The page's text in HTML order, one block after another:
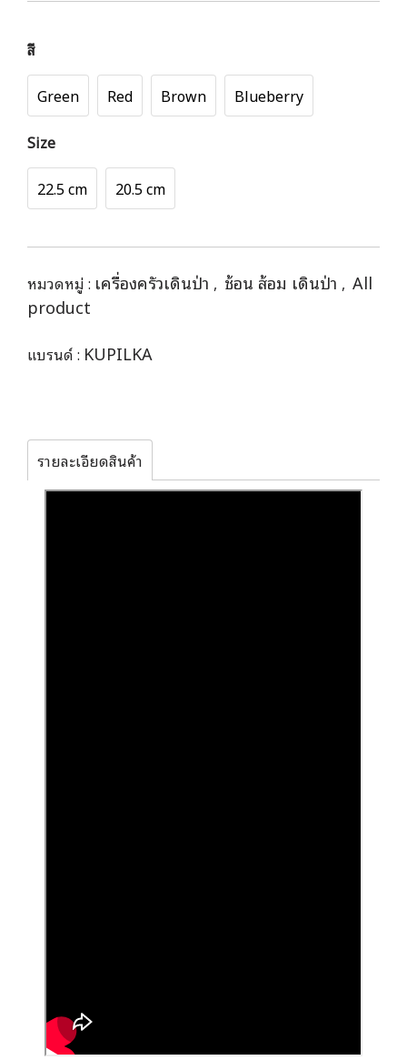
สี
Green
Red Brown
Blueberry
Size
22.5 cm
20.5 cm
หมวดหมู่ : เครื่องครัวเดินป่า , ช้อน ส้อม เดินป่า , All
product
แบรนด์ : KUPILKA
รายละเอียดสินค้า